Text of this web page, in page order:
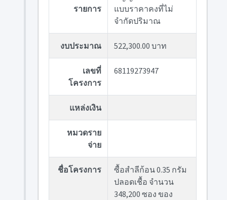
รายการ
แบบราคาคงที่ไม่
จำกัดปริมาณ
งบประมาณ 522,300.00 บาท
เลขที่
โครงการ
68119273947
แหล่งเงิน
หมวดราย
จ่าย
ชื่อโครงการ
ซื้อสำลีก้อน 0.35 กรัม
ปลอดเชื้อ จำนวน
348,200 ซอง ของ